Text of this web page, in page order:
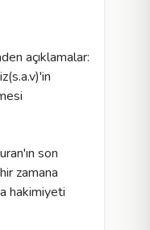
açıklamalar:
son
zamana
hakimiyeti